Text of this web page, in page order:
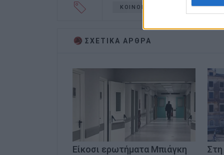
ΚΟΙΝΟΒΟΥΛΕΥΤΙΚΟΣ ΕΛΕΓΧΟΣ
ΣΧΕΤΙΚA AΡΘΡΑ
Είκοσι ερωτήματα Μπιάγκη